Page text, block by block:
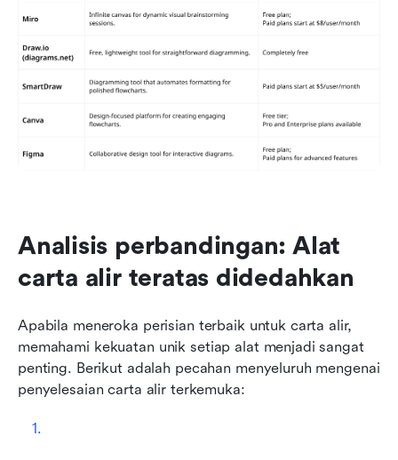
Analisis perbandingan: Alat
carta alir teratas didedahkan
Apabila meneroka perisian terbaik untuk carta alir,
memahami kekuatan unik setiap alat menjadi sangat
penting. Berikut adalah pecahan menyeluruh mengenai
penyelesaian carta alir terkemuka: